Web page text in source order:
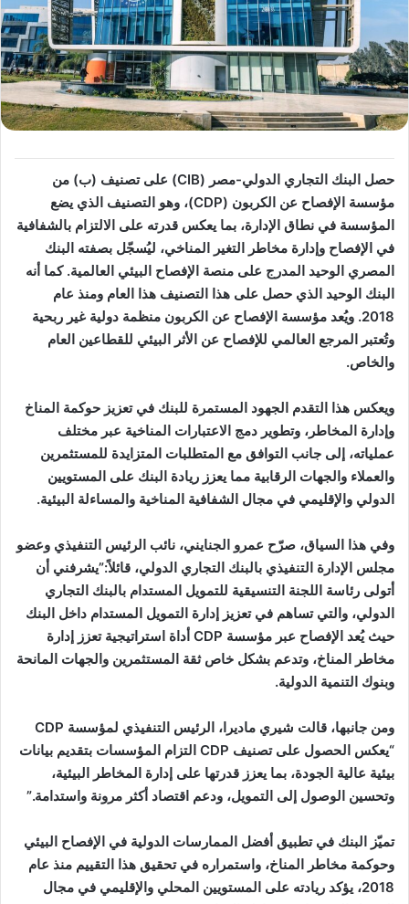
حصل البنك التجاري الدولي-مصر (CIB) على تصنيف (ب) من
مؤسسة الإفصاح عن الكربون (CDP)، وهو التصنيف الذي يضع
المؤسسة في نطاق الإدارة، بما يعكس قدرته على الالتزام بالشفافية
في الإفصاح وإدارة مخاطر التغير المناخي، ليُسجّل بصفته البنك
المصري الوحيد المدرج على منصة الإفصاح البيئي العالمية. كما أنه
البنك الوحيد الذي حصل على هذا التصنيف هذا العام ومنذ عام
2018. ويُعد مؤسسة الإفصاح عن الكربون منظمة دولية غير ربحية
وتُعتبر المرجع العالمي للإفصاح عن الأثر البيئي للقطاعين العام
والخاص.
ويعكس هذا التقدم الجهود المستمرة للبنك في تعزيز حوكمة المناخ
وإدارة المخاطر، وتطوير دمج الاعتبارات المناخية عبر مختلف
عملياته، إلى جانب التوافق مع المتطلبات المتزايدة للمستثمرين
والعملاء والجهات الرقابية مما يعزز ريادة البنك على المستويين
الدولي والإقليمي في مجال الشفافية المناخية والمساءلة البيئية.
وفي هذا السياق، صرّح عمرو الجنايني، نائب الرئيس التنفيذي وعضو
مجلس الإدارة التنفيذي بالبنك التجاري الدولي، قائلاً:”يشرفني أن
أتولى رئاسة اللجنة التنسيقية للتمويل المستدام بالبنك التجاري
الدولي، والتي تساهم في تعزيز إدارة التمويل المستدام داخل البنك
حيث يُعد الإفصاح عبر مؤسسة CDP أداة استراتيجية تعزز إدارة
مخاطر المناخ، وتدعم بشكل خاص ثقة المستثمرين والجهات المانحة
وبنوك التنمية الدولية.
ومن جانبها، قالت شيري ماديرا، الرئيس التنفيذي لمؤسسة CDP
“يعكس الحصول على تصنيف CDP التزام المؤسسات بتقديم بيانات
بيئية عالية الجودة، بما يعزز قدرتها على إدارة المخاطر البيئية،
وتحسين الوصول إلى التمويل، ودعم اقتصاد أكثر مرونة واستدامة.”
تميّز البنك في تطبيق أفضل الممارسات الدولية في الإفصاح البيئي
وحوكمة مخاطر المناخ، واستمراره في تحقيق هذا التقييم منذ عام
2018، يؤكد ريادته على المستويين المحلي والإقليمي في مجال